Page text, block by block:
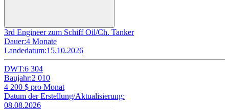
3rd Engineer zum Schiff Oil/Ch. Tanker
Dauer:4 Monate
Landedatum:15.10.2026
DWT:6 304
Baujahr:2 010
4 200 $ pro Monat
Datum der Erstellung/Aktualisierung:
08.08.2026